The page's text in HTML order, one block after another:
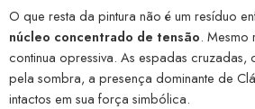
O que resta da pintura não é um resíduo
núcleo concentrado de tensão. Mesmo
continua opressiva. As espadas cruzadas,
pela sombra, a presença dominante de
intactos em sua força simbólica.